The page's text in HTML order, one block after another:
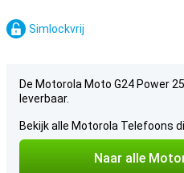
Simlockvrij
De Motorola Moto G24 Power
leverbaar.
Bekijk alle Motorola Telefoons
Naar alle